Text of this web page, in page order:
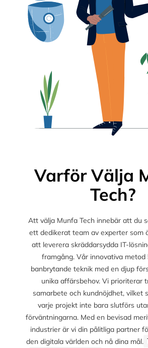
Varför Välja
Tech?
Att välja Munfa Tech innebär att du
ett dedikerat team av experter som
att leverera skräddarsydda IT-
framgång. Vår innovativa metod
banbrytande teknik med en djup
unika affärsbehov. Vi prioriterar
samarbete och kundnöjdhet, vilket
varje projekt inte bara slutförs
förväntningarna. Med en bevisad
industrier är vi din pålitliga partner
den digitala världen och nå dina mål.